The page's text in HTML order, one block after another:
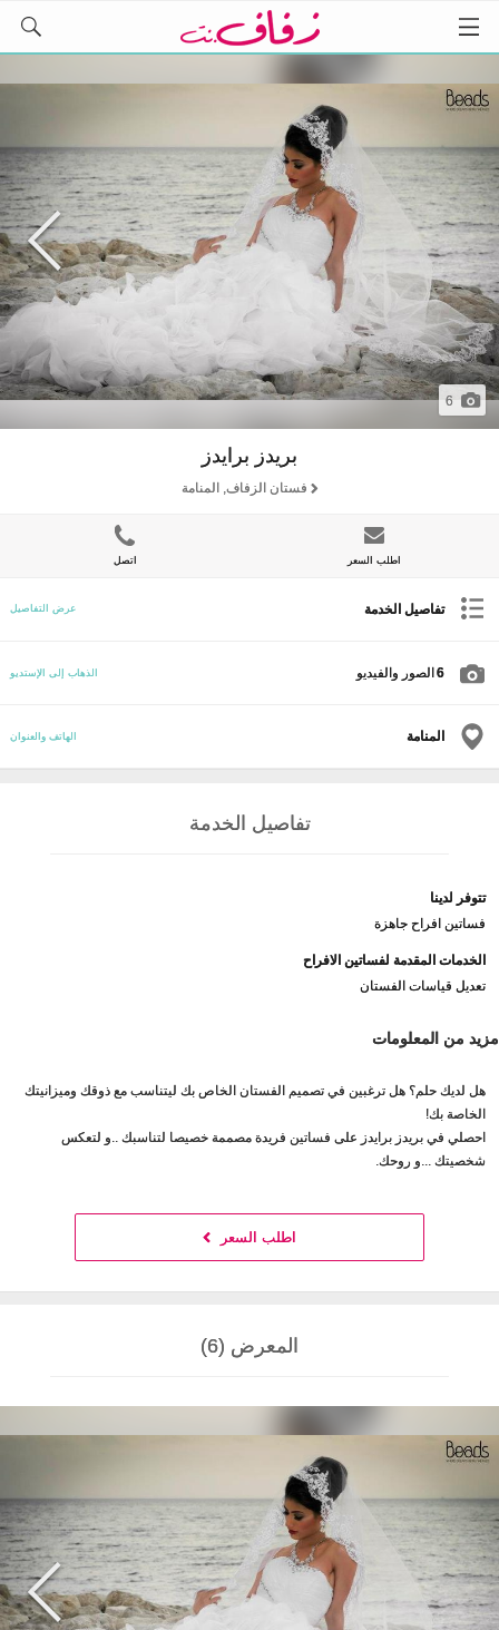
6
بريدز برايدز
فستان الزفاف, المنامة
اطلب السعر اتصل
تفاصيل الخدمة عرض التفاصيل
6 الصور والفيديو الذهاب إلى الإستديو
المنامة الهاتف والعنوان
تفاصيل الخدمة
تتوفر لدينا
فساتين افراح جاهزة
الخدمات المقدمة لفساتين الافراح
تعديل قياسات الفستان
مزيد من المعلومات
هل لديك حلم؟ هل ترغبين في تصميم الفستان الخاص بك ليتناسب مع ذوقك وميزانيتك
الخاصة بك!
احصلي في بريدز برايدز على فساتين فريدة مصممة خصيصا لتناسبك ..و لتعكس
شخصيتك ...و روحك.
اطلب السعر
المعرض (6)